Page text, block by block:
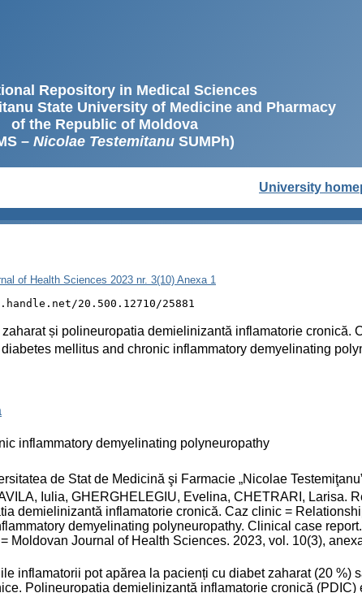
Repository in Medical Sciences
State University of Medicine and Pharmacy
of the Republic of Moldova
– Nicolae TestemitanuSUMPh)
University
of Health Sciences 2023 nr. 3(10) Anexa 1
20.500.12710/25881
și polineuropatia demielinizantă inflamatorie cronică.
mellitus and chronic inflammatory demyelinating
inflammatory demyelinating polyneuropathy
de Stat de Medicină şi Farmacie „Nicolae
Iulia, GHERGHELEGIU, Evelina, CHETRARI, Larisa.
demielinizantă inflamatorie cronică. Caz clinic =
demyelinating polyneuropathy. Clinical case
Moldovan Journal of Health Sciences. 2023, vol. 10(3),
inflamatorii pot apărea la pacienți cu diabet zaharat (20 %)
Polineuropatia demielinizantă inflamatorie cronică (PDIC)